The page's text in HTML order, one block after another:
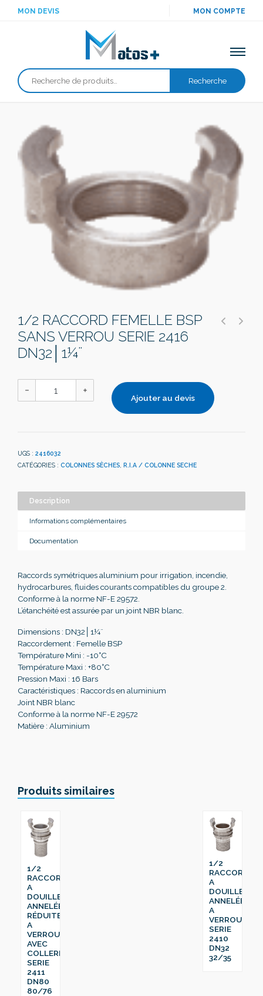
MON DEVIS MON COMPTE
Recherche
Recherche
1/2 RACCORD FEMELLE BSP
SANS VERROU SERIE 2416
DN32│1¼¨
Ajouter au devis
UGS : 2416032
CATÉGORIES : COLONNES SÈCHES R.I.A / COLONNE SECHE
Description
Informations complémentaires
Documentation
Raccords symétriques aluminium pour irrigation, incendie,
hydrocarbures, fluides courants compatibles du groupe 2.
Conforme à la norme NF-E 29572.
L’étanchéité est assurée par un joint NBR blanc.
Dimensions : DN32│1¼¨
Raccordement : Femelle BSP
Température Mini : -10°C
Température Maxi : +80°C
Pression Maxi : 16 Bars
Caractéristiques : Raccords en aluminium
Joint NBR blanc
Conforme à la norme NF-E 29572
Matière : Aluminium
Produits similaires
1/2
RACCORD
A
DOUILLE
ANNELÉE
RÉDUITE
A
VERROU
AVEC
COLLERETTE
SERIE
2411
DN80
80/76
1/2
RACCORD
A
DOUILLE
ANNELÉE
A
VERROU
SERIE
2410
DN32
32/35